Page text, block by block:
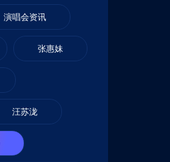
演唱会资讯
张惠妹
汪苏泷